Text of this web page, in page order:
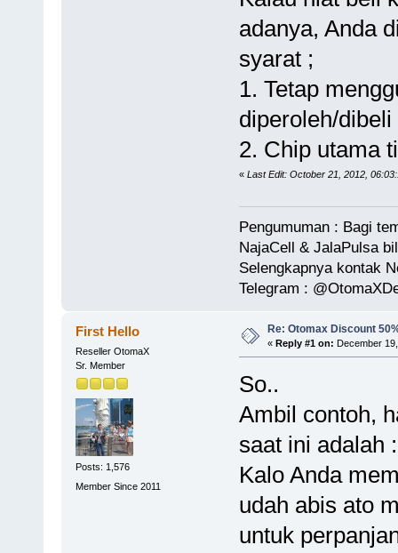
adanya, Anda
syarat ;
1. Tetap
diperoleh/dibeli
2. Chip utama
« Last Edit: October 21, 2012,
Pengumuman : Bagi
NajaCell & JalaPulsa
Selengkapnya kontak
Telegram :
First Hello
Reseller OtomaX
Sr. Member
Posts: 1,576
Member Since 2011
Re: Otomax Discount
« Reply #1 on: December
So..
Ambil contoh,
saat ini adalah
Kalo Anda
udah abis ato
untuk